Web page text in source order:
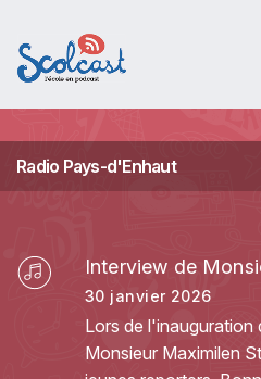
Radio Pays-d'Enhaut
Interview de
30 janvier 2026
Lors de l'inauguration
Monsieur Maximilen